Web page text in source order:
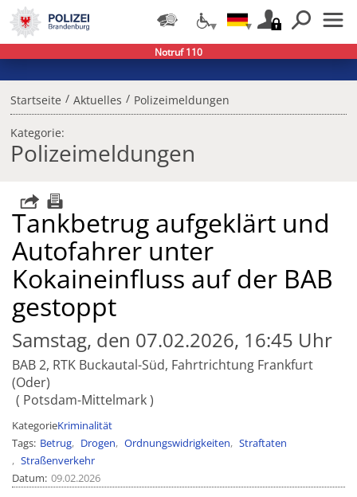
Startseite / Aktuelles / Polizeimeldungen
Kategorie:
Polizeimeldungen
Tankbetrug aufgeklärt und
Autofahrer unter
Kokaineinfluss auf der BAB
gestoppt
Samstag, den 07.02.2026, 16:45 Uhr
BAB 2, RTK Buckautal-Süd, Fahrtrichtung Frankfurt
(Oder)
Potsdam-Mittelmark
KategorieKriminalität
Tags Betrug Drogen Ordnungswidrigkeiten
Straftaten
Straßenverkehr
Datum 09.02.2026
Notruf 110